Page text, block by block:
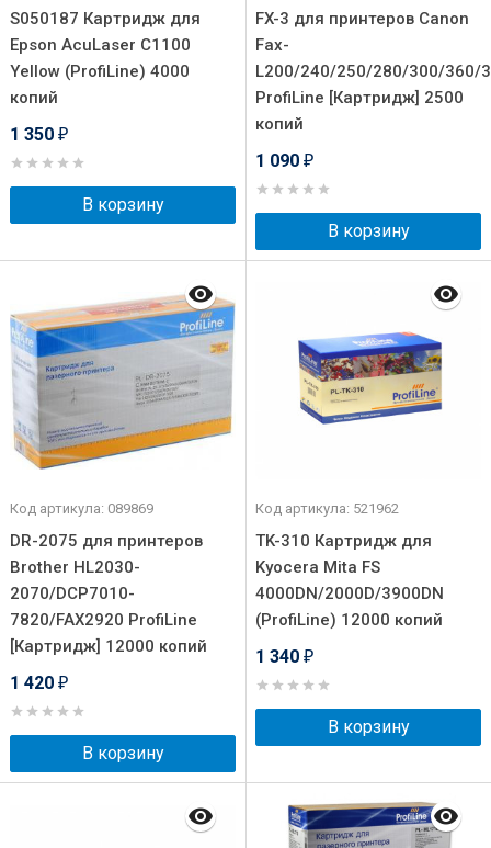
S050187 Картридж для
Epson AcuLaser C1100
Yellow (ProfiLine) 4000
копий
1 350 ₽
В корзину
FX-3 для принтеров Canon
Fax-
L200/240/250/280/300/360/
ProfiLine [Картридж] 2500
копий
1 090 ₽
В корзину
Код артикула: 089869
DR-2075 для принтеров
Brother HL2030-
2070/DCP7010-
7820/FAX2920 ProfiLine
[Картридж] 12000 копий
1 420 ₽
В корзину
Код артикула: 521962
TK-310 Картридж для
Kyocera Mita FS
4000DN/2000D/3900DN
(ProfiLine) 12000 копий
1 340 ₽
В корзину